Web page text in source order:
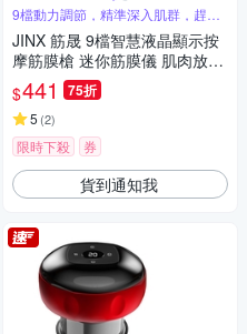
9檔動力調節，精準深入肌群，趕走
身體疲勞
JINX 筋晟 9檔智慧液晶顯示按
摩筋膜槍 迷你筋膜儀 肌肉放鬆
按摩器 舒緩按摩儀 運動放鬆
$441 75折
5 (2)
限時下殺 券
貨到通知我